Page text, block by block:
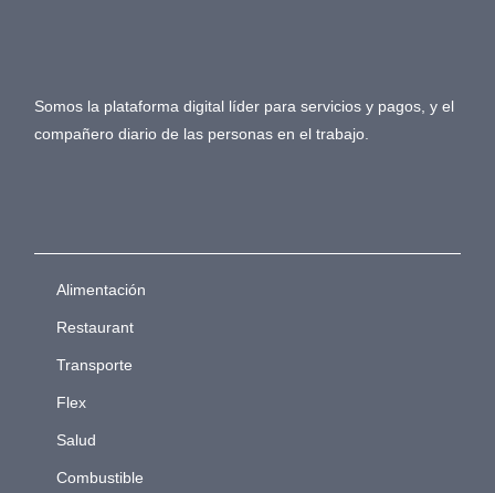
Somos la plataforma digital líder para servicios y pagos, y el
compañero diario de las personas en el trabajo.
Alimentación
Restaurant
Transporte
Flex
Salud
Combustible